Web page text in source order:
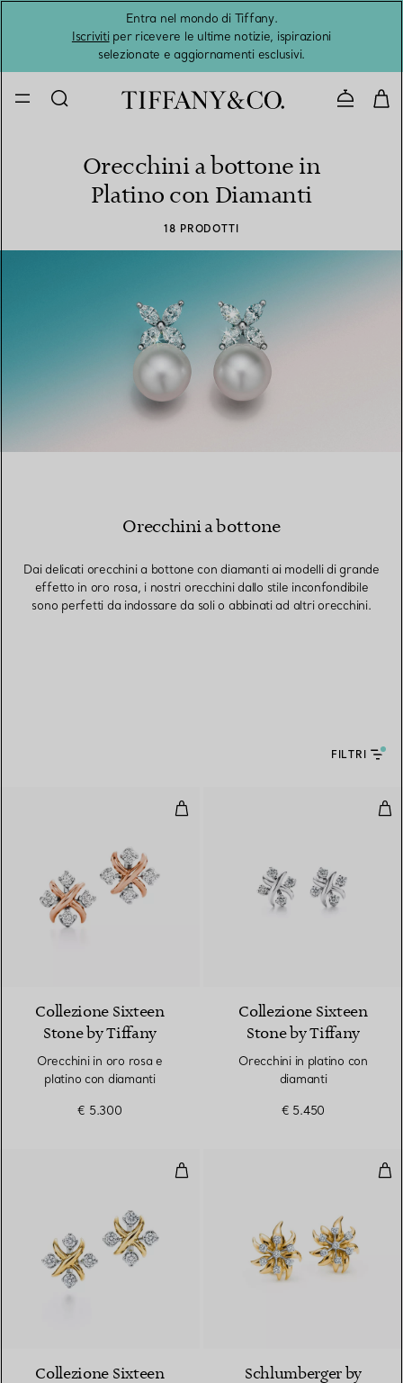
Entra nel mondo di Tiffany.
Iscrivitiper ricevere le ultime notizie, ispirazioni
selezionate e aggiornamenti esclusivi.
Orecchini a bottone in
Platino con Diamanti
18 PRODOTTI
Orecchini a bottone
Dai delicati orecchini a bottone con diamanti ai modelli di grande
effetto in oro rosa, i nostri orecchini dallo stile inconfondibile
sono perfetti da indossare da soli o abbinati ad altri orecchini.
FILTRI
Orecchini in oro rosa e platino
Collezione Sixteen
Stone by Tiffany
Orecchini in oro rosa e
platino con diamanti
€ 5.300
Collezione Sixteen
Stone by Tiffany
Orecchini in platino con
diamanti
€ 5.450
Orecchini in oro giallo e platino
Collezione Sixteen
Schlumberger by